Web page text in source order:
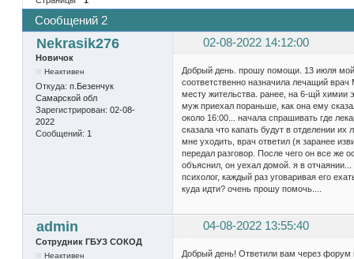
Сообщений 2
Nekrasik276 02-08-2022 14:12:00
Новичок
Неактивен
Откуда: п.Безенчук
Самарской обл
Зарегистрирован: 02-08-
2022
Сообщений: 1
Добрый день. прошу помощи. 13 июля
соответственно назначила лечащий
месту жительства. ранее, на 6-щй химии
муж приехал пораньше, как она ему
около 16:00... начала спрашивать где
сказала что капать будут в отделении их
мне уходить, врач ответил (я заранее
передал разговор. После чего он все же
объяснил, он уехал домой. я в
психолог, каждый раз уговаривая его
куда идти? очень прошу помочь....
admin 04-08-2022 13:55:40
Сотрудник ГБУЗ СОКОД
Неактивен Добрый день! Ответили вам через